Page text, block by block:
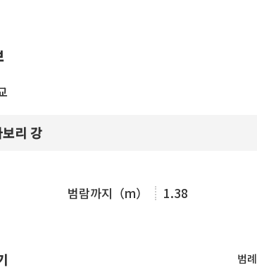
리 강
범람까지（m） 1.38
범례